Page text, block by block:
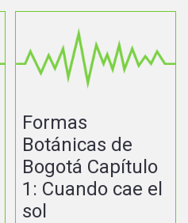
Formas
Botánicas de
Bogotá Capítulo
1: Cuando cae el
sol